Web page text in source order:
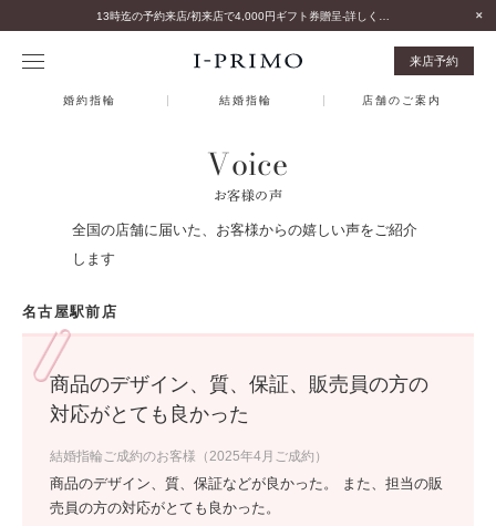
来店予約
婚約指輪 結婚指輪 店舗のご案内
Voice
お客様の声
全国の店舗に届いた、お客様からの嬉しい声をご紹介
します
名古屋駅前店
商品のデザイン、質、保証、販売員の方の
対応がとても良かった
結婚指輪ご成約のお客様（2025年4月ご成約）
商品のデザイン、質、保証などが良かった。 また、担当の販
売員の方の対応がとても良かった。